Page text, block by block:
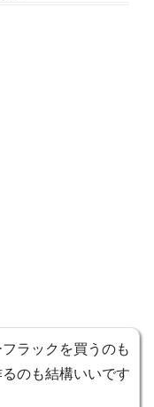
ラックを買うのも
のも結構いいです